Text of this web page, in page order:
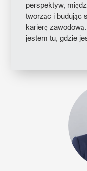
perspektyw,
tworząc i budując
karierę
jestem tu, gdzie